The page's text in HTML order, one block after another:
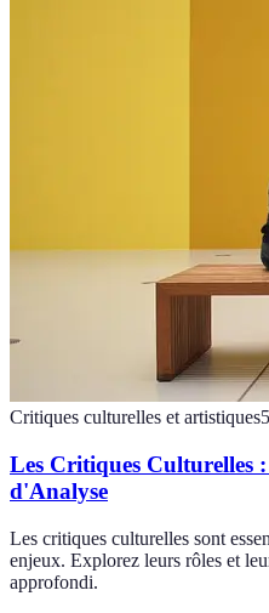
Critiques culturelles et artistiques5
Les Critiques Culturelles
d'Analyse
Les critiques culturelles sont
enjeux. Explorez leurs rôles et
approfondi.